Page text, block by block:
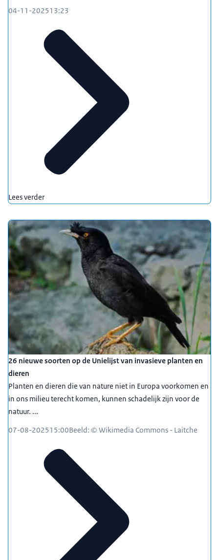
04-11-202513:23
Lees verder
26 nieuwe soorten op de Unielijst van invasieve planten en
dieren
Planten en dieren die van nature niet in Europa voorkomen en
in ons milieu terecht komen, kunnen schadelijk zijn voor de
natuur. ...
07-08-202515:00Beeld: © Wikimedia Commons - Laitche